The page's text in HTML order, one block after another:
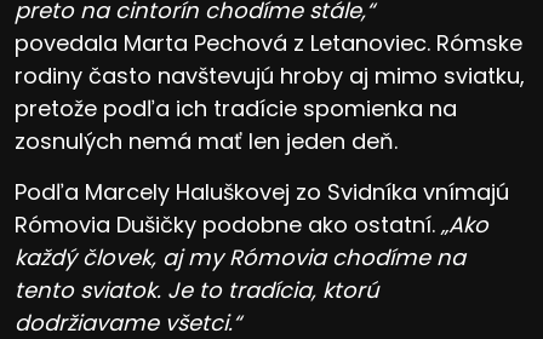
preto na cintorín chodíme stále,“
povedala Marta Pechová z Letanoviec. Rómske
rodiny často navštevujú hroby aj mimo sviatku,
pretože podľa ich tradície spomienka na
zosnulých nemá mať len jeden deň.
Podľa Marcely Haluškovej zo Svidníka vnímajú
Rómovia Dušičky podobne ako ostatní. „Ako
každý človek, aj my Rómovia chodíme na
tento sviatok. Je to tradícia, ktorú
dodržiavame všetci.“